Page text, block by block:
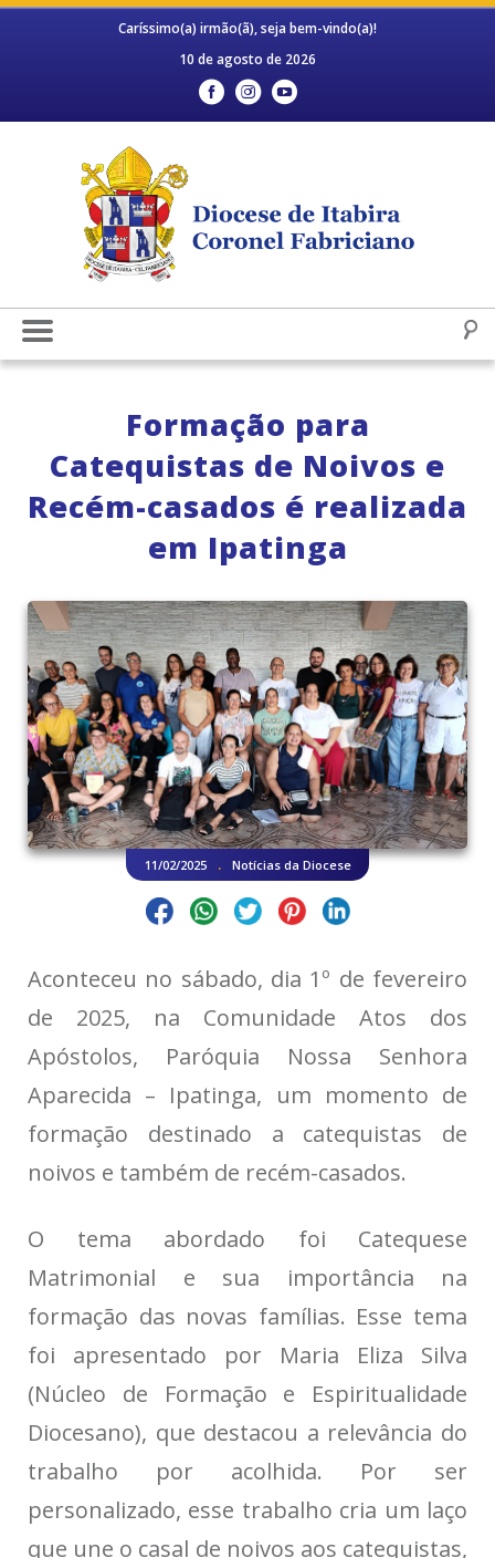
Caríssimo(a) irmão(ã), seja bem-vindo(a)!
10 de agosto de 2026
Formação para
Catequistas de Noivos e
Recém-casados é realizada
em Ipatinga
11/02/2025 . Notícias da Diocese
Aconteceu no sábado, dia 1º de fevereiro
de 2025, na Comunidade Atos dos
Apóstolos, Paróquia Nossa Senhora
Aparecida – Ipatinga, um momento de
formação destinado a catequistas de
noivos e também de recém-casados.
O tema abordado foi Catequese
Matrimonial e sua importância na
formação das novas famílias. Esse tema
foi apresentado por Maria Eliza Silva
(Núcleo de Formação e Espiritualidade
Diocesano), que destacou a relevância do
trabalho por acolhida. Por ser
personalizado, esse trabalho cria um laço
que une o casal de noivos aos catequistas,